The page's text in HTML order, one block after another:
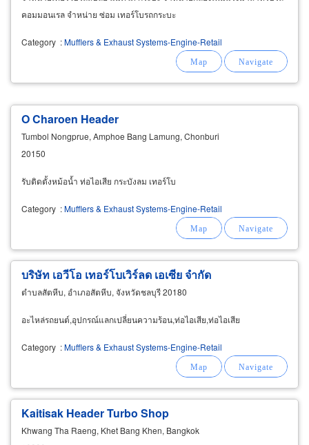
คอมมอนเรล จำหน่าย ซ่อม เทอร์โบรถกระบะ
Category :Mufflers & Exhaust Systems-Engine-Retail
O Charoen Header
Tumbol Nongprue, Amphoe Bang Lamung, Chonburi
20150
รับติดตั้งหม้อน้ำ ท่อไอเสีย กระบังลม เทอร์โบ
Category :Mufflers & Exhaust Systems-Engine-Retail
บริษัท เอวีโอ เทอร์โบเวิร์ลด เอเซีย จำกัด
ตำบลสัตหีบ, อำเภอสัตหีบ, จังหวัดชลบุรี 20180
อะไหล่รถยนต์,อุปกรณ์แลกเปลี่ยนความร้อน,ท่อไอเสีย,ท่อไอเสีย
Category :Mufflers & Exhaust Systems-Engine-Retail
Kaitisak Header Turbo Shop
Khwang Tha Raeng, Khet Bang Khen, Bangkok